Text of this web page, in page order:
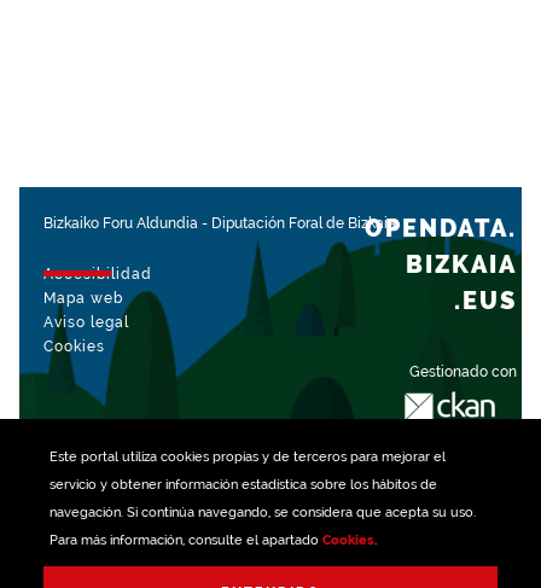
Este portal utiliza cookiespropias y de terceros para mejorar el
servicio y obtener información estadística sobre los hábitos de
navegación. Si continúa navegando, se considera que acepta su uso.
Para más información, consulte el apartado Cookies.
Bizkaiko Foru Aldundia - Diputación Foral de Bizkaia
Accesibilidad
Mapa web
Aviso legal
Cookies
Gestionado con
OPENDATA.
BIZKAIA
.EUS